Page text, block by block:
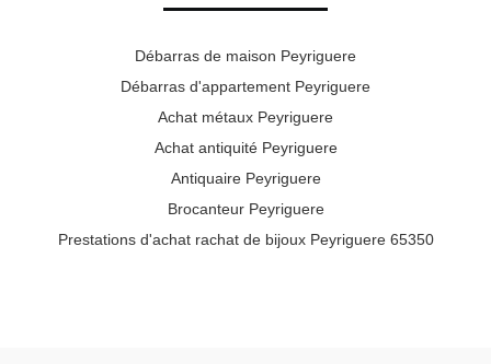
Débarras de maison Peyriguere
Débarras d'appartement Peyriguere
Achat métaux Peyriguere
Achat antiquité Peyriguere
Antiquaire Peyriguere
Brocanteur Peyriguere
Prestations d'achat rachat de bijoux Peyriguere 65350